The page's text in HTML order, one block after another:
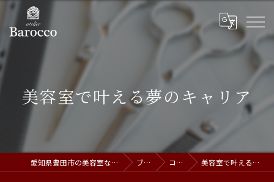
美容室で叶える夢のキャリア
愛知県豊田市の美容室ならatelier Barocco ブログ コラム 美容室で叶える夢のキャリア